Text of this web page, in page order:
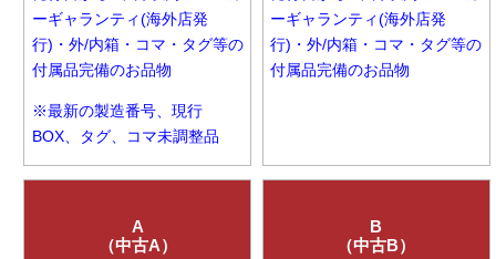
ーギャランティ(海外店発
行)・外/内箱・コマ・タグ等の
付属品完備のお品物
※最新の製造番号、現行
BOX、タグ、コマ未調整品
ーギャランティ(海外店発
行)・外/内箱・コマ・タグ等の
付属品完備のお品物
A
（中古A）
B
（中古B）